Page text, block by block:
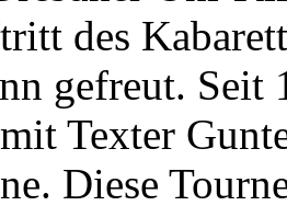
des
gefreut. Seit
Texter
Diese